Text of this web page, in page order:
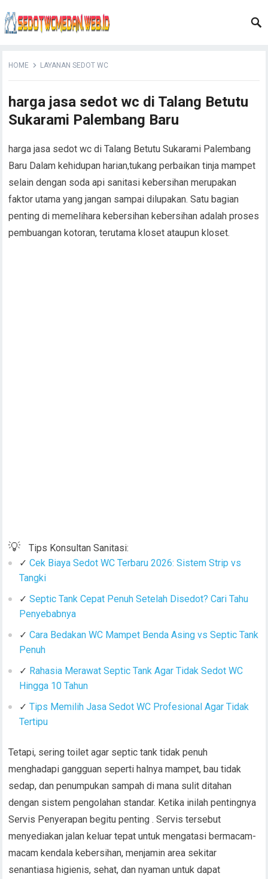
HOME LAYANAN SEDOT WC
harga jasa sedot wc di Talang Betutu
Sukarami Palembang Baru
harga jasa sedot wc di Talang Betutu Sukarami Palembang
Baru Dalam kehidupan harian,tukang perbaikan tinja mampet
selain dengan soda api sanitasi kebersihan merupakan
faktor utama yang jangan sampai dilupakan. Satu bagian
penting di memelihara kebersihan kebersihan adalah proses
pembuangan kotoran, terutama kloset ataupun kloset.
💡
Tips Konsultan Sanitasi:
✓ Cek Biaya Sedot WC Terbaru 2026: Sistem Strip vs
Tangki
✓ Septic Tank Cepat Penuh Setelah Disedot? Cari Tahu
Penyebabnya
✓ Cara Bedakan WC Mampet Benda Asing vs Septic Tank
Penuh
✓ Rahasia Merawat Septic Tank Agar Tidak Sedot WC
Hingga 10 Tahun
✓ Tips Memilih Jasa Sedot WC Profesional Agar Tidak
Tertipu
Tetapi, sering toilet agar septic tank tidak penuh
menghadapi gangguan seperti halnya mampet, bau tidak
sedap, dan penumpukan sampah di mana sulit ditahan
dengan sistem pengolahan standar. Ketika inilah pentingnya
Servis Penyerapan begitu penting . Servis tersebut
menyediakan jalan keluar tepat untuk mengatasi bermacam-
macam kendala kebersihan, menjamin area sekitar
senantiasa higienis, sehat, dan nyaman untuk dapat